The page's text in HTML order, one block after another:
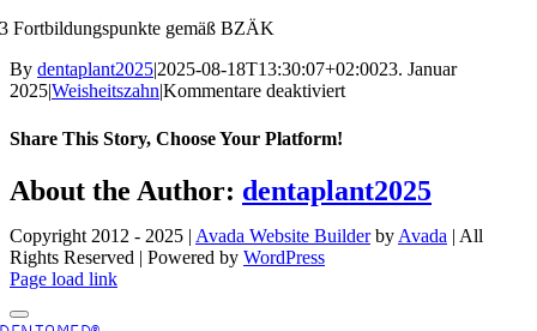
3 Fortbildungspunkte gemäß BZÄK
By dentaplant2025|2025-08-18T13:30:07+02:0023. Januar
2025|Weisheitszahn|Kommentare deaktiviertfür
Share This Story, Choose Your Platform!
Facebook
X
Reddit
LinkedIn
WhatsApp
Telegram
Tumblr
Pinterest
Vk
Xing
Email
About the Author: dentaplant2025
Copyright 2012 - 2025 | Avada Website Builderby Avada | All
Rights Reserved | Powered by WordPress
Facebook
X
Instagram
Pinterest
Page load link